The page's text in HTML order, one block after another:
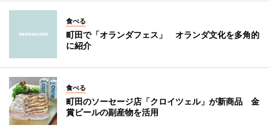
食べる
町田で「オランダフェス」 オランダ文化を多角的
に紹介
食べる
町田のソーセージ店「クロイツェル」が新商品 金
賞ビールの副産物を活用